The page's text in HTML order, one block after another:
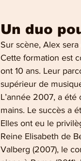
Un duo
Sur scène, Alex
Cette formation est
ont 10 ans. Leur
supérieur de
L’année 2007, a
mains. Le succès a
Elles ont eu le
Reine Elisabeth de
Valberg (2007), le